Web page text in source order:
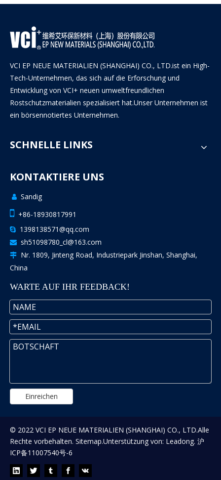
VCI EP NEUE MATERIALIEN (SHANGHAI) CO., LTD.ist ein High-
Tech-Unternehmen, das sich auf die Erforschung und
Entwicklung von VCI+ neuen umweltfreundlichen
Rostschutzmaterialien spezialisiert hat.Unser Unternehmen ist
ein börsennotiertes Unternehmen.
SCHNELLE LINKS
KONTAKTIERE UNS
 Sandig
+86-18930817991
 1398138571@qq.com
 sh51098780_cl@163.com

Nr. 1809, Jinteng Road, Industriepark Jinshan, Shanghai,
China
WARTE AUF IHR FEEDBACK!
Einreichen
© 2022 VCI EP NEUE MATERIALIEN (SHANGHAI) CO., LTD.Alle
Rechte vorbehalten. Sitemap.Unterstützung von: Leadong. 沪
ICP备11007540号-6